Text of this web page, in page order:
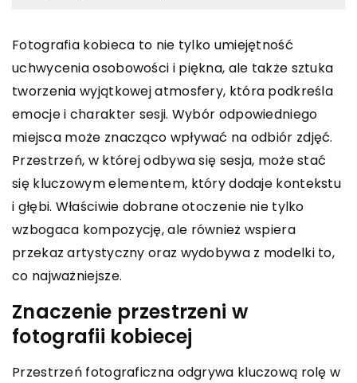
Fotografia kobieca to nie tylko umiejętność
uchwycenia osobowości i piękna, ale także sztuka
tworzenia wyjątkowej atmosfery, która podkreśla
emocje i charakter sesji. Wybór odpowiedniego
miejsca może znacząco wpływać na odbiór zdjęć.
Przestrzeń, w której odbywa się sesja, może stać
się kluczowym elementem, który dodaje kontekstu
i głębi. Właściwie dobrane otoczenie nie tylko
wzbogaca kompozycję, ale również wspiera
przekaz artystyczny oraz wydobywa z modelki to,
co najważniejsze.
Znaczenie przestrzeni w
fotografii kobiecej
Przestrzeń fotograficzna odgrywa kluczową rolę w